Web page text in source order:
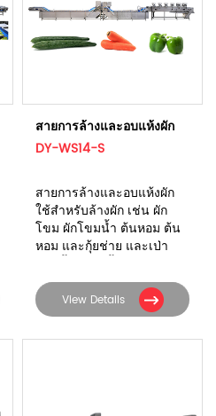
สายการล้างและอบแห้งผัก
DY-WS14-S
สายการล้างและอบแห้งผัก
ใช้สำหรับล้างผัก เช่น ผัก
โขม ผักโขมน้ำ ต้นหอม ต้น
หอม และกุ้ยช่าย และเป่า
View Details